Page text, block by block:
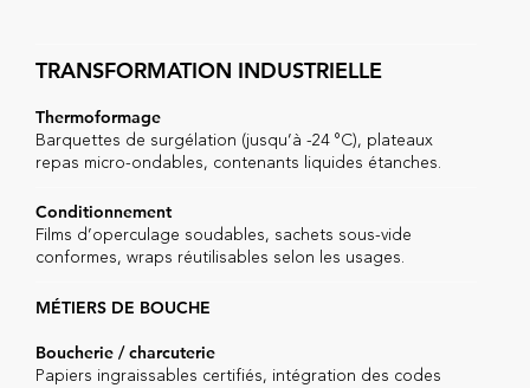
TRANSFORMATION INDUSTRIELLE
Thermoformage
Barquettes de surgélation (jusqu’à -24 °C), plateaux
repas micro-ondables, contenants liquides étanches.
Conditionnement
Films d’operculage soudables, sachets sous-vide
conformes, wraps réutilisables selon les usages.
MÉTIERS DE BOUCHE
Boucherie / charcuterie
Papiers ingraissables certifiés, intégration des codes